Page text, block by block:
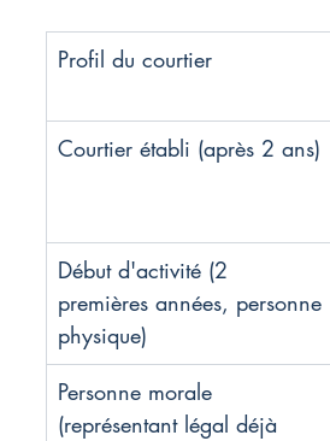
Profil du courtier
Courtier établi (après 2 ans)
Début d'activité (2
premières années, personne
physique)
Personne morale
(représentant légal déjà